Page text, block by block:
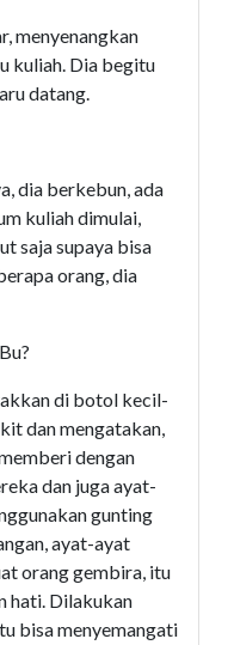
menyenangkan
kuliah. Dia begitu
datang.
dia berkebun, ada
kuliah dimulai,
saja supaya bisa
orang, dia
di botol kecil-
dan mengatakan,
dengan
dan juga ayat-
gunting
ayat-ayat
orang gembira, itu
hati. Dilakukan
bisa menyemangati